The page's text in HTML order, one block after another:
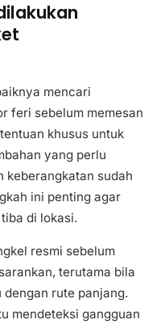
mencari
feri sebelum memesan
khusus untuk
yang perlu
keberangkatan sudah
ini penting agar
di lokasi.
resmi sebelum
terutama bila
rute panjang.
mendeteksi gangguan